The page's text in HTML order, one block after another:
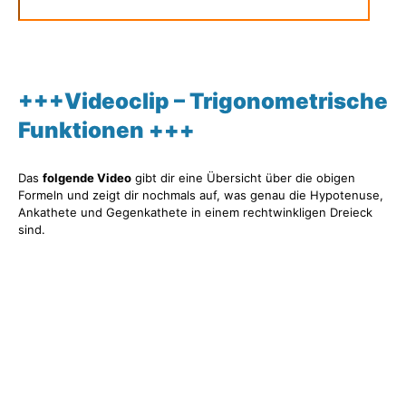
+++Videoclip – Trigonometrische
Funktionen +++
Das folgende Video gibt dir eine Übersicht über die obigen
Formeln und zeigt dir nochmals auf, was genau die Hypotenuse,
Ankathete und Gegenkathete in einem rechtwinkligen Dreieck
sind.